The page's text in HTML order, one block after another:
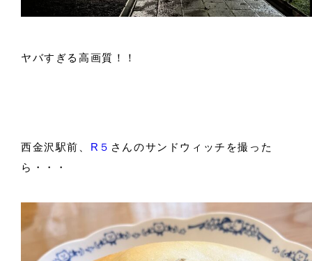
ヤバすぎる高画質！！
西金沢駅前、 R５ さんのサンドウィッチを撮った
ら・・・